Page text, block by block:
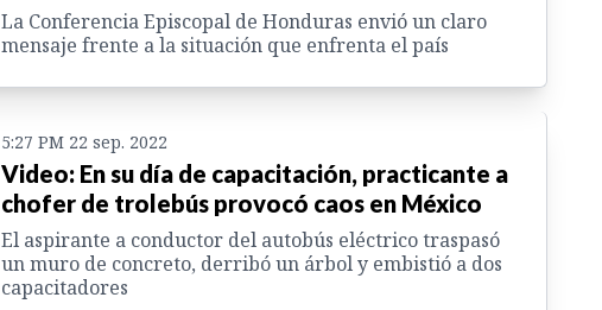
La Conferencia Episcopal de Honduras envió un claro
mensaje frente a la situación que enfrenta el país
5:27 PM 22 sep. 2022
Video: En su día de capacitación, practicante a
chofer de trolebús provocó caos en México
El aspirante a conductor del autobús eléctrico traspasó
un muro de concreto, derribó un árbol y embistió a dos
capacitadores